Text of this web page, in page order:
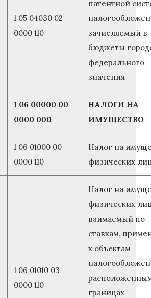
1 05 04030 02
0000 110
патентной
зачисляемый в
бюджеты
федерального
значения
1 06 00000 00
0000 000
НАЛОГИ НА
ИМУЩЕСТВО
1 06 01000 00
0000 110
Налог на
физических
1 06 01010 03
0000 110
Налог на
физических
взимаемый по
ставкам,
к объектам
границах